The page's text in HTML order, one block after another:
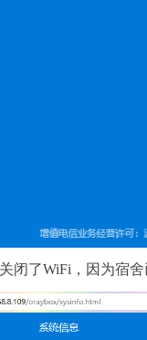
闭了WiFi，因为宿舍